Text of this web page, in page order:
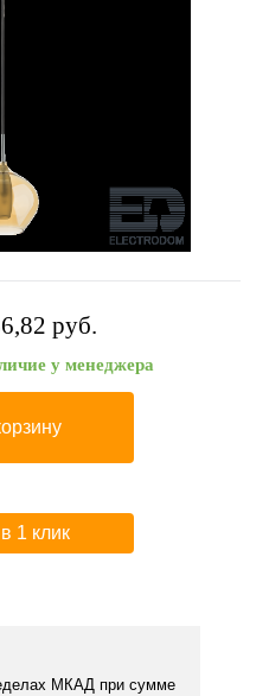
pуб.
у менеджера
1 клик
МКАД при сумме